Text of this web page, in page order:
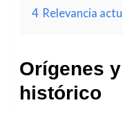
4 Relevancia
Orígenes
histórico